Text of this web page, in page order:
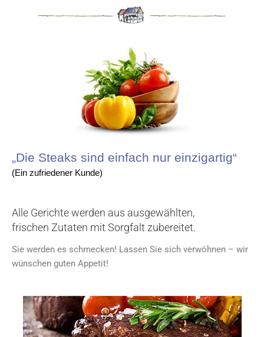
„Die Steaks sind einfach nur einzigartig“
(Ein zufriedener Kunde)
Alle Gerichte werden aus ausgewählten,
frischen Zutaten mit Sorgfalt zubereitet.
Sie werden es schmecken! Lassen Sie sich verwöhnen – wir
wünschen guten Appetit!